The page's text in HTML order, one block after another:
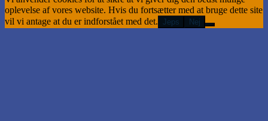
oplevelse af vores website. Hvis du fortsætter med at bruge dette site
vil vi antage at du er indforstået med det. Jeps Nej